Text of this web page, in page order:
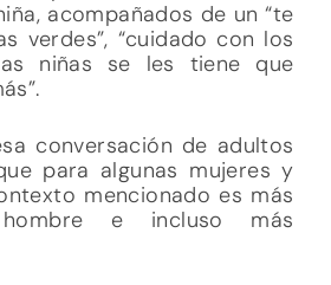
acompañados de un “te
verdes”, “cuidado con los
niñas se les tiene que
conversación de adultos
para algunas mujeres y
mencionado es más
e incluso más